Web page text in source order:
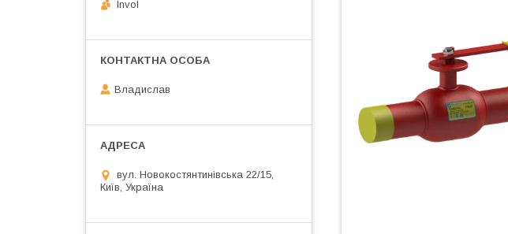
Invol
Владислав
вул. Новокостянтинівська 22/15,
Київ, Україна